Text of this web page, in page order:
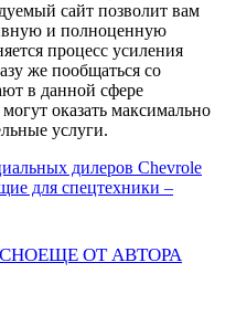
сайт позволит вам
и полноценную
процесс усиления
же пообщаться со
в данной сфере
оказать максимально
услуги.
дилеров Chevrole
для спецтехники –
ЕЩЕ ОТ АВТОРА